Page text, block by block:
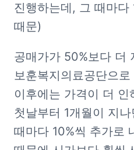
진행하는데, 그 때마다
때문)
공매가가 50%보다 더
보훈복지의료공단으
이후에는 가격이 더 인
첫날부터 1개월이 지
때마다 10%씩 추가로